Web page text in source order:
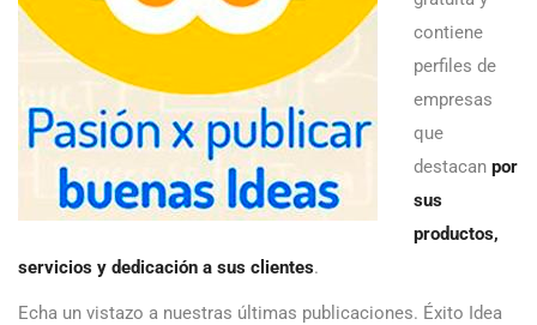
contiene
perfiles de
empresas
que
destacan por
sus
productos,
servicios y dedicación a sus clientes.
Echa un vistazo a nuestras últimas publicaciones. Éxito Idea